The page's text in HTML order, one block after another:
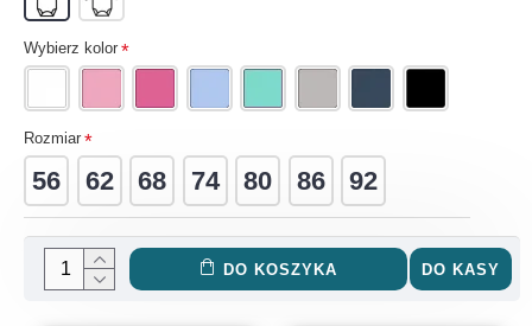
Wybierz kolor
Rozmiar
56 62 68 74 80 86 92
DO KOSZYKA DO KASY